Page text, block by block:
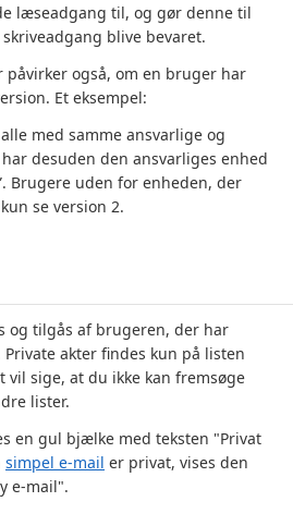
læseadgang til, og gør denne til
blive bevaret.
også, om en bruger har
Et eksempel:
med samme ansvarlige og
har desuden den ansvarliges enhed
Brugere uden for enheden, der
se version 2.
og tilgås af brugeren, der har
akter findes kun på listen
vil sige, at du ikke kan fremsøge
lister.
en gul bjælke med teksten "Privat
simpel e-mail er privat, vises den
e-mail".